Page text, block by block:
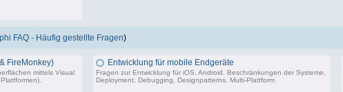
FAQ - Häufig gestellte Fragen)
FireMonkey)
mittels Visual
Entwicklung für mobile Endgeräte
Fragen zur Entwicklung für iOS, Android. Beschränkungen der Systeme,
Deployment, Debugging, Designpatterns, Multi-Plattform